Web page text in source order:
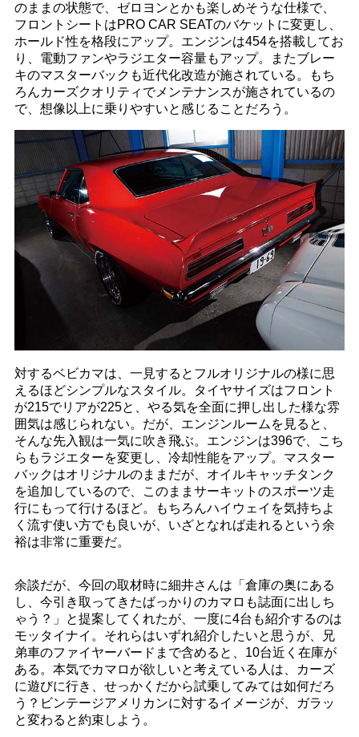
のままの状態で、ゼロヨンとかも楽しめそうな仕様で、
フロントシートはPRO CAR SEATのバケットに変更し、
ホールド性を格段にアップ。エンジンは454を搭載してお
り、電動ファンやラジエター容量もアップ。またブレー
キのマスターバックも近代化改造が施されている。もち
ろんカーズクオリティでメンテナンスが施されているの
で、想像以上に乗りやすいと感じることだろう。
対するベビカマは、一見するとフルオリジナルの様に思
えるほどシンプルなスタイル。タイヤサイズはフロント
が215でリアが225と、やる気を全面に押し出した様な雰
囲気は感じられない。だが、エンジンルームを見ると、
そんな先入観は一気に吹き飛ぶ。エンジンは396で、こち
らもラジエターを変更し、冷却性能をアップ。マスター
バックはオリジナルのままだが、オイルキャッチタンク
を追加しているので、このままサーキットのスポーツ走
行にもって行けるほど。もちろんハイウェイを気持ちよ
く流す使い方でも良いが、いざとなれば走れるという余
裕は非常に重要だ。
余談だが、今回の取材時に細井さんは「倉庫の奥にある
し、今引き取ってきたばっかりのカマロも誌面に出しち
ゃう？」と提案してくれたが、一度に4台も紹介するのは
モッタイナイ。それらはいずれ紹介したいと思うが、兄
弟車のファイヤーバードまで含めると、10台近く在庫が
ある。本気でカマロが欲しいと考えている人は、カーズ
に遊びに行き、せっかくだから試乗してみては如何だろ
う？ビンテージアメリカンに対するイメージが、ガラッ
と変わると約束しよう。